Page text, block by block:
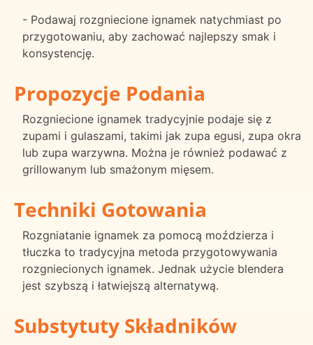
- Podawaj rozgniecione ignamek natychmiast po
przygotowaniu, aby zachować najlepszy smak i
konsystencję.
Propozycje Podania
Rozgniecione ignamek tradycyjnie podaje się z
zupami i gulaszami, takimi jak zupa egusi, zupa okra
lub zupa warzywna. Można je również podawać z
grillowanym lub smażonym mięsem.
Techniki Gotowania
Rozgniatanie ignamek za pomocą moździerza i
tłuczka to tradycyjna metoda przygotowywania
rozgniecionych ignamek. Jednak użycie blendera
jest szybszą i łatwiejszą alternatywą.
Substytuty Składników